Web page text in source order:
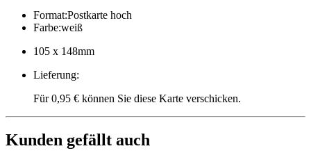
Format:Postkarte hoch
Farbe:weiß
105 x 148mm
Lieferung:
Für 0,95 € können Sie diese Karte verschicken.
Kunden gefällt auch